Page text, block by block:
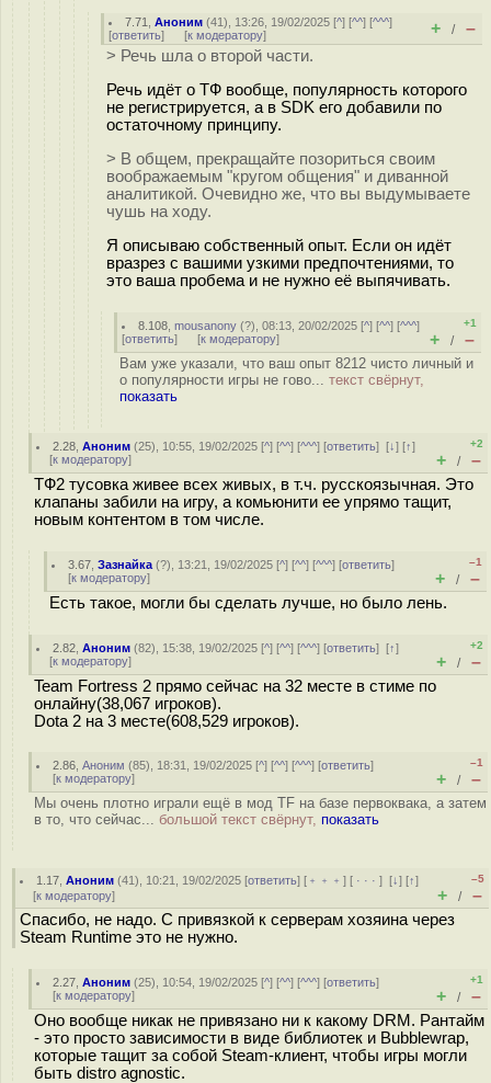
7.71 ,Аноним (41), 13:26, 19/02/2025 [^] [^^] [^^^]
[ответить] [к модератору] + / –
> Речь шла о второй части.
Речь идёт о ТФ вообще, популярность которого
не регистрируется, а в SDK его добавили по
остаточному принципу.
> В общем, прекращайте позориться своим
воображаемым "кругом общения" и диванной
аналитикой. Очевидно же, что вы выдумываете
чушь на ходу.
Я описываю собственный опыт. Если он идёт
вразрез с вашими узкими предпочтениями, то
это ваша пробема и не нужно её выпячивать.
8.108 ,mousanony (?), 08:13, 20/02/2025 [^] [^^] [^^^]
[ответить] [к модератору]
+1
+ / –
Вам уже указали, что ваш опыт 8212 чисто личный и
о популярности игры не гово... текст свёрнут,
показать
2.28 ,Аноним (25), 10:55, 19/02/2025 [^] [^^] [^^^] [ответить][↓] [↑]
[к модератору]
+2
+ / –
ТФ2 тусовка живее всех живых, в т.ч. русскоязычная. Это
клапаны забили на игру, а комьюнити ее упрямо тащит,
новым контентом в том числе.
3.67 ,Зазнайка (?), 13:21, 19/02/2025 [^] [^^] [^^^] [ответить]
[к модератору]
–1
+ / –
Есть такое, могли бы сделать лучше, но было лень.
2.82 ,Аноним (82), 15:38, 19/02/2025 [^] [^^] [^^^] [ответить][↑]
[к модератору]
+2
+ / –
Team Fortress 2 прямо сейчас на 32 месте в стиме по
онлайну(38,067 игроков).
Dota 2 на 3 месте(608,529 игроков).
2.86 ,Аноним (85), 18:31, 19/02/2025 [^] [^^] [^^^] [ответить]
[к модератору]
–1
+ / –
Мы очень плотно играли ещё в мод TF на базе первоквака, а затем
в то, что сейчас... большой текст свёрнут, показать
1.17 ,Аноним (41), 10:21, 19/02/2025 [ответить] [ ﹢﹢﹢] [ · · ·][↓] [↑]
[к модератору]
–5
+ / –
Спасибо, не надо. С привязкой к серверам хозяина через
Steam Runtime это не нужно.
2.27 ,Аноним (25), 10:54, 19/02/2025 [^] [^^] [^^^] [ответить]
[к модератору]
+1
+ / –
Оно вообще никак не привязано ни к какому DRM. Рантайм
- это просто зависимости в виде библиотек и Bubblewrap,
которые тащит за собой Steam-клиент, чтобы игры могли
быть distro agnostic.